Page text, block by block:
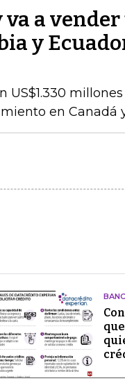
a vender
y
US$1.330
en Canadá